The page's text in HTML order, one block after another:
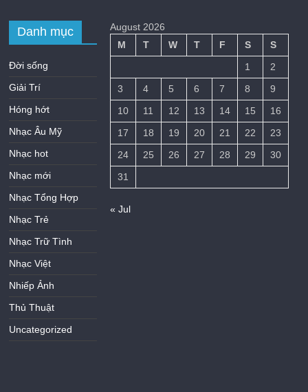
Danh mục
Đời sống
Giải Trí
Hóng hớt
Nhạc Âu Mỹ
Nhạc hot
Nhạc mới
Nhạc Tổng Hợp
Nhạc Trẻ
Nhạc Trữ Tình
Nhạc Việt
Nhiếp Ảnh
Thủ Thuật
Uncategorized
August 2026
M
T W T F S
S
1
2
3
4 5 6 7 8
9
10
11 12 13 14 15
16
17
18 19 20 21 22
23
24
25 26 27 28 29
30
31
« Jul